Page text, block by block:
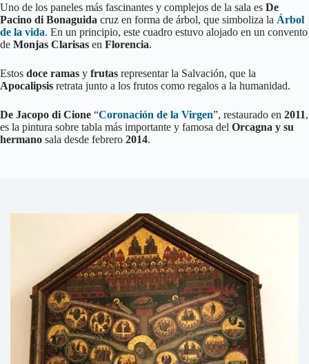
Uno de los paneles más fascinantes y complejos de la sala es De
Pacino di Bonaguida cruz en forma de árbol, que simboliza la Árbol
de la vida. En un principio, este cuadro estuvo alojado en un convento
de Monjas Clarisas en Florencia.
Estos doce ramas y frutas representar la Salvación, que la
Apocalipsis retrata junto a los frutos como regalos a la humanidad.
De Jacopo di Cione “Coronación de la Virgen”, restaurado en 2011,
es la pintura sobre tabla más importante y famosa del Orcagna y su
hermano sala desde febrero 2014.